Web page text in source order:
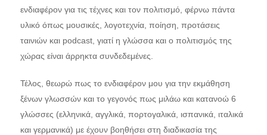
ενδιαφέρον για τις τέχνες και τον πολιτισμό, φέρνω πάντα
υλικό όπως μουσικές, λογοτεχνία, ποίηση, προτάσεις
ταινιών και podcast, γιατί η γλώσσα και ο πολιτισμός της
χώρας είναι άρρηκτα συνδεδεμένες.
Τέλος, θεωρώ πως το ενδιαφέρον μου για την εκμάθηση
ξένων γλωσσών και το γεγονός πως μιλάω και κατανοώ 6
γλώσσες (ελληνικά, αγγλικά, πορτογαλικά, ισπανικά, ιταλικά
και γερμανικά) με έχουν βοηθήσει στη διαδικασία της